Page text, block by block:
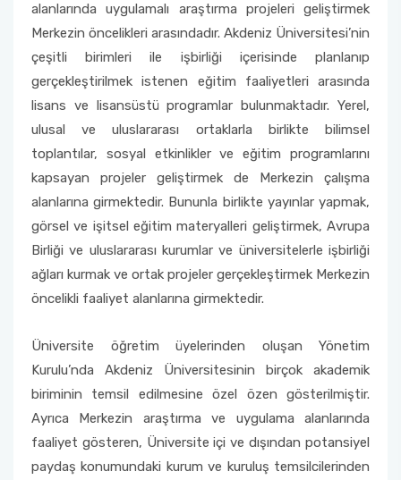
alanlarında uygulamalı araştırma projeleri geliştirmek
Merkezin öncelikleri arasındadır. Akdeniz Üniversitesi’nin
çeşitli birimleri ile işbirliği içerisinde planlanıp
gerçekleştirilmek istenen eğitim faaliyetleri arasında
lisans ve lisansüstü programlar bulunmaktadır. Yerel,
ulusal ve uluslararası ortaklarla birlikte bilimsel
toplantılar, sosyal etkinlikler ve eğitim programlarını
kapsayan projeler geliştirmek de Merkezin çalışma
alanlarına girmektedir. Bununla birlikte yayınlar yapmak,
görsel ve işitsel eğitim materyalleri geliştirmek, Avrupa
Birliği ve uluslararası kurumlar ve üniversitelerle işbirliği
ağları kurmak ve ortak projeler gerçekleştirmek Merkezin
öncelikli faaliyet alanlarına girmektedir.
Üniversite öğretim üyelerinden oluşan Yönetim
Kurulu’nda Akdeniz Üniversitesinin birçok akademik
biriminin temsil edilmesine özel özen gösterilmiştir.
Ayrıca Merkezin araştırma ve uygulama alanlarında
faaliyet gösteren, Üniversite içi ve dışından potansiyel
paydaş konumundaki kurum ve kuruluş temsilcilerinden